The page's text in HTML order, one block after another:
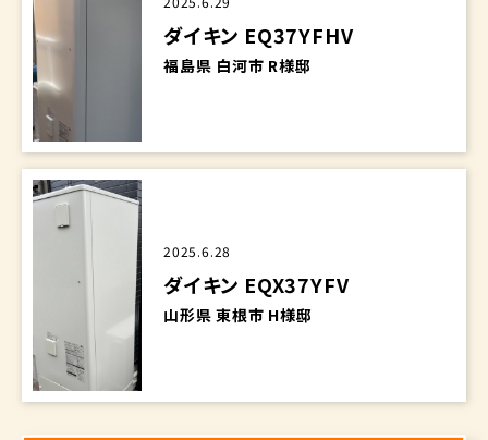
ダイキン EQ37YFHV
福島県 白河市 R様邸
2025.6.28
ダイキン EQX37YFV
山形県 東根市 H様邸